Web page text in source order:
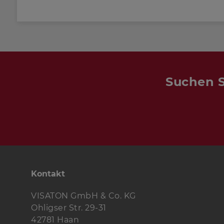
deutlich nach unten hin zu
Kammer liegt bei 90 Hz, die der
Als Tieftöner kommt der in High-
Größe recht hohen
Mittel- und Hochtonbereich eine
unaufdringliche Klangwiedergabe
Suchen
Kontakt
VISATON GmbH & Co. KG
Ohligser Str. 29-31
42781 Haan